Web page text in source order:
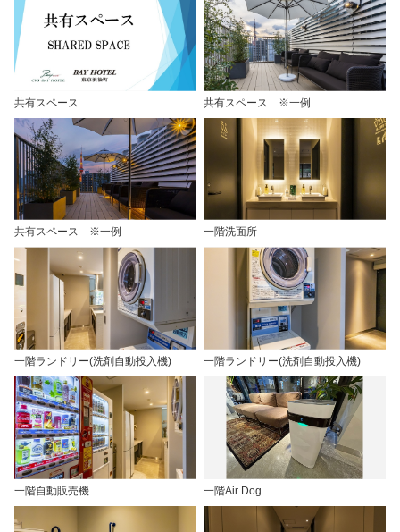
共有スペース 共有スペース ※一例
共有スペース ※一例 一階洗面所
一階ランドリー(洗剤自動投入機) 一階ランドリー(洗剤自動投入機)
一階自動販売機 一階Air Dog